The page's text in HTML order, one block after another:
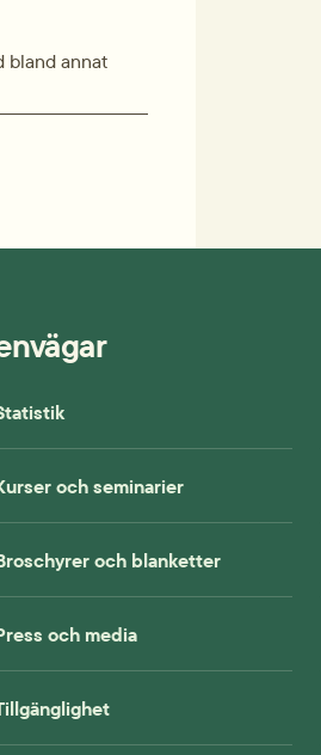
bland annat
och seminarier
och blanketter
och media